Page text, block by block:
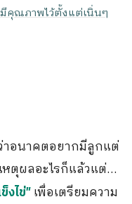
มีคุณภาพไว้ตั้งแต่เนิ่นๆ
อนาคตอยากมีลูกแต่
หตุผลอะไรก็แล้วแต่…
งไข่” เพื่อเตรียมความ